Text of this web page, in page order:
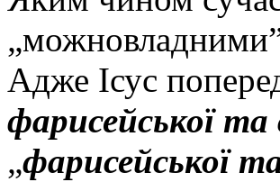
Адже Ісус
фарисейської та
„фарисейської